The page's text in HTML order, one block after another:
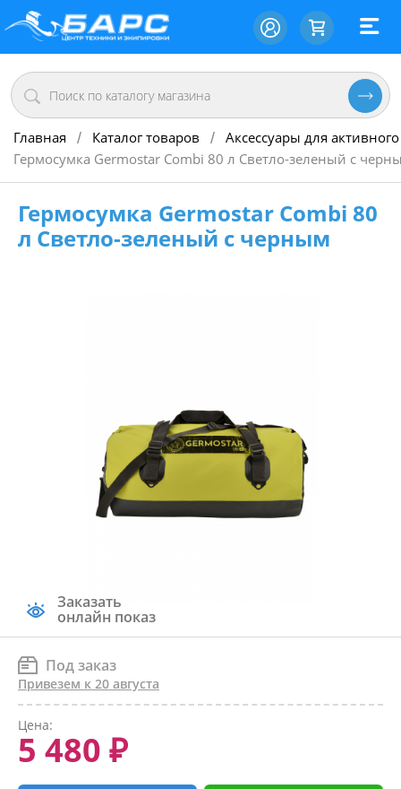
Главная / Каталог товаров / Аксессуары для
Гермосумка Germostar Combi 80 л Светло-зеленый с
Гермосумка Germostar Combi 80
л Светло-зеленый с черным
Заказать
онлайн показ
Под заказ
Привезем к 20 августа
Цена:
5 480 ₽